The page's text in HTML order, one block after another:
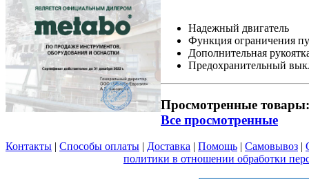
Надежный двигатель
Функция ограничения
Дополнительная
Предохранительный
Просмотренные товары:
Все просмотренные
Контакты | Способы оплаты | Доставка | Помощь | Самовывоз |
политики в отношении обработки